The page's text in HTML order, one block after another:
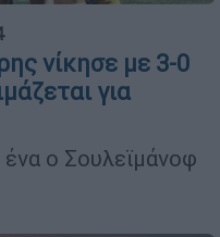
νίκησε με 3-0
για
ο Σουλεϊμάνοφ